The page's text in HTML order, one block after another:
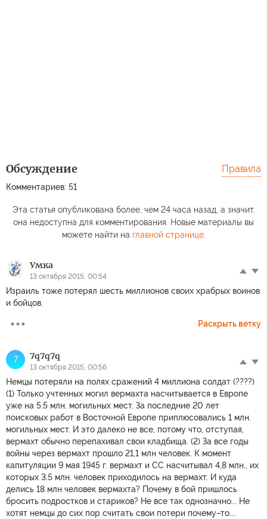
Обсуждение
Комментариев: 51
Правила
Эта статья опубликована более, чем 24 часа назад, а значит,
она недоступна для комментирования. Новые материалы вы
можете найти на главной странице.
Умка
13 октября 2015, 00:54
Израиль тоже потерял шесть миллионов своих храбрых воинов
и бойцов.
Раскрыть ветку
7 7q7q7q
13 октября 2015, 00:56
Немцы потеряли на полях сражений 4 миллиона солдат (????)
(1) Только учтенных могил вермахта насчитывается в Европе
уже на 5.5 млн. могильных мест. За последние 20 лет
поисковых работ в Восточной Европе приплюсовались 1 млн.
могильных мест. И это далеко не все, потому что, отступая,
вермахт обычно перепахивал свои кладбища. (2) За все годы
войны через вермахт прошло 21,1 млн человек. К момент
капитуляции 9 мая 1945 г. вермахт и СС насчитывал 4,8 млн., их
которых 3.5 млн. человек приходилось на вермахт. И куда
делись 18 млн человек вермахта? Почему в бой пришлось
бросить подростков и стариков? Не все так однозначно... Не
хотят немцы до сих пор считать свои потери почему–то....